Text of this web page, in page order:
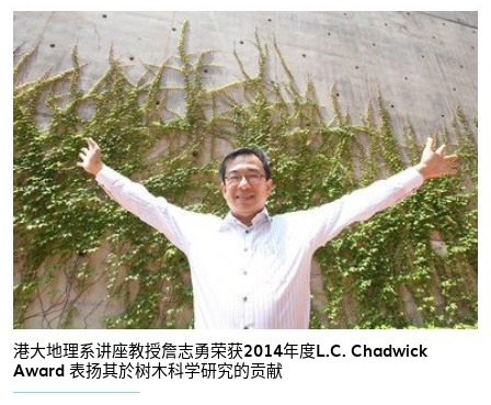
港大地理系讲座教授詹志勇荣获2014年度L.C. Chadwick
Award 表扬其於树木科学研究的贡献